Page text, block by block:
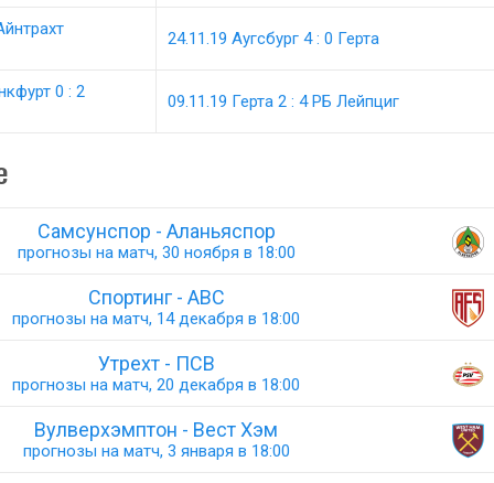
24.11.19 Аугсбург 4 : 0 Герта
0 : 2
09.11.19 Герта 2 : 4 РБ Лейпциг
Самсунспор - Аланьяспор
прогнозы на матч, 30 ноября в 18:00
Спортинг - АВС
прогнозы на матч, 14 декабря в 18:00
Утрехт - ПСВ
прогнозы на матч, 20 декабря в 18:00
Вулверхэмптон - Вест Хэм
прогнозы на матч, 3 января в 18:00